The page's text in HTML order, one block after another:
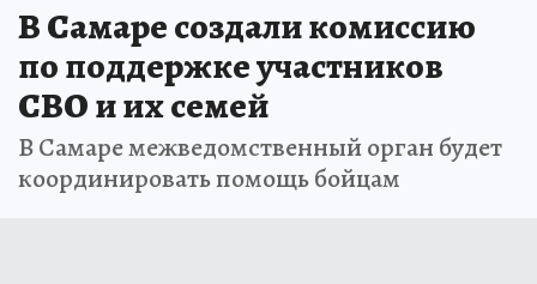
В Самаре создали комиссию
по поддержке участников
СВО и их семей
В Самаре межведомственный орган будет
координировать помощь бойцам